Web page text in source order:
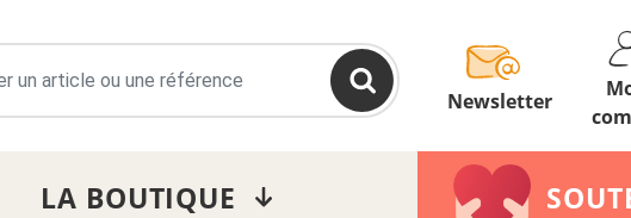
Newsletter
LA BOUTIQUE